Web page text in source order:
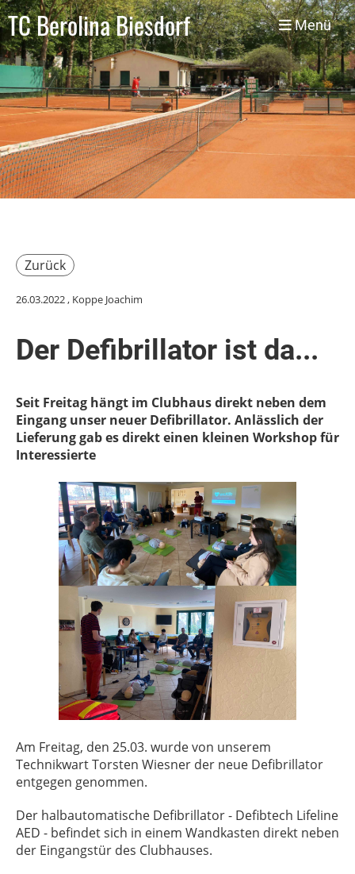
TC Berolina Biesdorf Menü
Zurück
26.03.2022, Koppe Joachim
Der Defibrillator ist da...
Seit Freitag hängt im Clubhaus direkt neben dem
Eingang unser neuer Defibrillator. Anlässlich der
Lieferung gab es direkt einen kleinen Workshop für
Interessierte
Am Freitag, den 25.03. wurde von unserem
Technikwart Torsten Wiesner der neue Defibrillator
entgegen genommen.
Der halbautomatische Defibrillator - Defibtech Lifeline
AED - befindet sich in einem Wandkasten direkt neben
der Eingangstür des Clubhauses.